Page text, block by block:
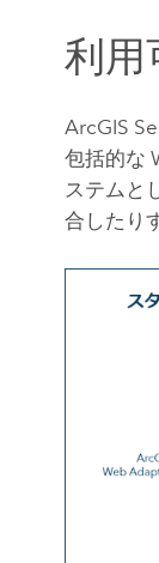
利用
ArcGIS
包括的な
ステムと
合したり